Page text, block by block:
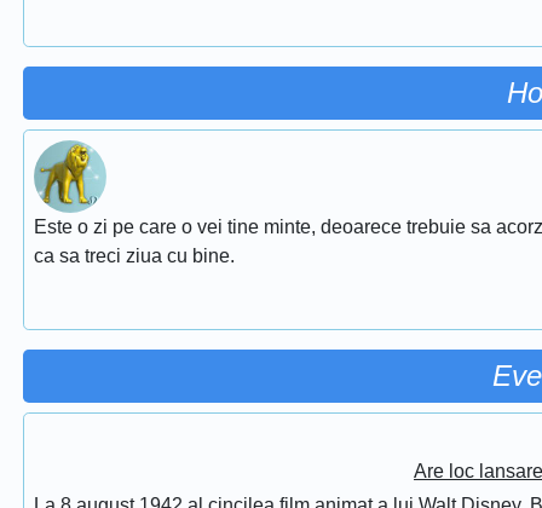
Este o zi pe care o vei tine minte, deoarece trebuie sa
ca sa treci ziua cu bine.
Are loc